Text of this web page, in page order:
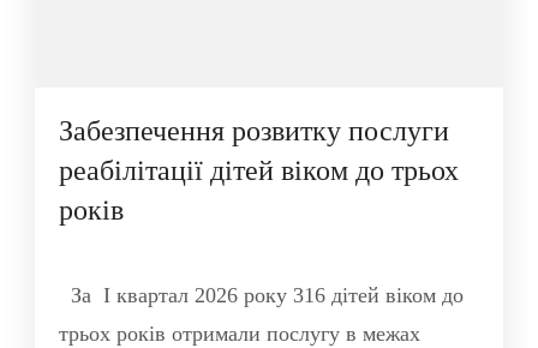
Забезпечення розвитку послуги
реабілітації дітей віком до трьох
років
За І квартал 2026 року 316 дітей віком до
трьох років отримали послугу в межах